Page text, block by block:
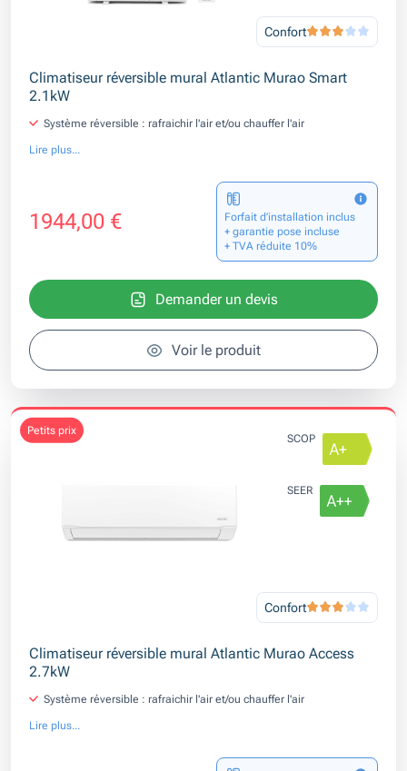
Confort
Climatiseur réversible mural Atlantic Murao Smart
2.1kW
Système réversible : rafraichir l'air et/ou chauffer l'air
Lire plus...
1944,00 €
Forfait d’installation inclus
+ garantie pose incluse
+ TVA réduite 10%
Demander un devis
Voir le produit
petits prix
SCOP
SEER
Confort
Climatiseur réversible mural Atlantic Murao Access
2.7kW
Système réversible : rafraichir l'air et/ou chauffer l'air
Lire plus...